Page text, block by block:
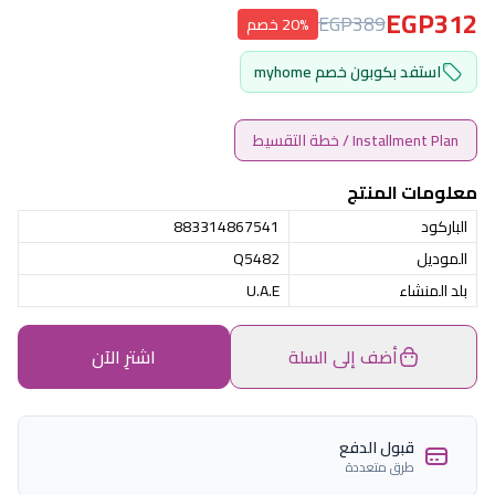
EGP312
EGP389 20% خصم
استفد بكوبون خصم myhome
Installment Plan / خطة التقسيط
معلومات المنتج
الباركود
883314867541
الموديل
Q5482
بلد المنشاء
U.A.E
أضف إلى السلة اشترِ الآن
قبول الدفع
طرق متعددة